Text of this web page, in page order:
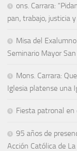
ons. Carrara:
pan, trabajo, justicia
Misa del
Seminario Mayor San
Mons. Carrara:
Iglesia platense una
Fiesta patronal en
95 años de
Acción Católica de